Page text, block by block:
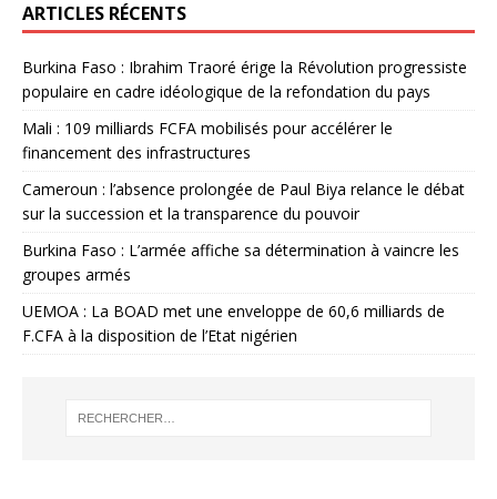
ARTICLES RÉCENTS
Burkina Faso : Ibrahim Traoré érige la Révolution progressiste
populaire en cadre idéologique de la refondation du pays
Mali : 109 milliards FCFA mobilisés pour accélérer le
financement des infrastructures
Cameroun : l’absence prolongée de Paul Biya relance le débat
sur la succession et la transparence du pouvoir
Burkina Faso : L’armée affiche sa détermination à vaincre les
groupes armés
UEMOA : La BOAD met une enveloppe de 60,6 milliards de
F.CFA à la disposition de l’Etat nigérien